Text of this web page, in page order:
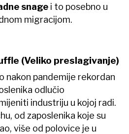
snage i to posebno u
migracijom.
(Veliko preslagivanje)
nakon pandemije rekordan
odlučio
industriju u kojoj radi.
od zaposlenika koje su
više od polovice je u